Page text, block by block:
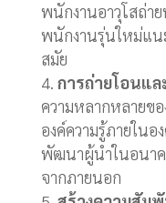
พนักงานอาวุโสถ่า
พนักงานรุ่นใหม่แ
สมัย
การถ่ายโอนแ
ความหลากหลายข
องค์ความรู้ภายใน
พัฒนาผู้นำในอนาค
จากภายนอก